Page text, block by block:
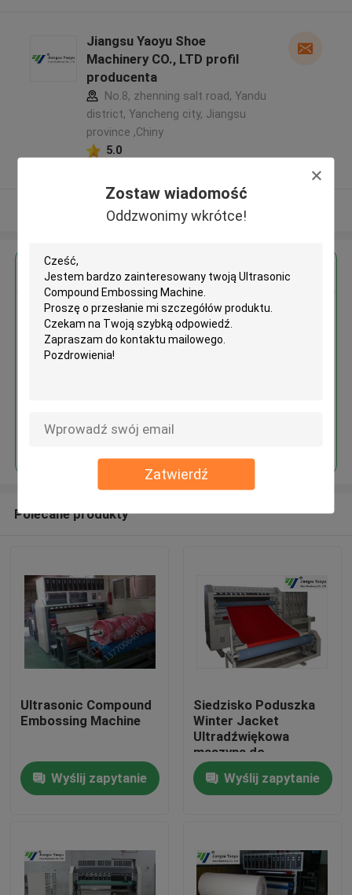
Zostaw wiadomość
Oddzwonimy wkrótce!
Zatwierdź
Dom
O nas
Jiangsu Yaoyu Shoe
Machinery CO., LTD profil
producenta
No.8, zhenning salt road, Yandu
district, Yancheng city, Jiangsu
province ,Chiny
5.0
Zobacz więcej
Uzyskaj najlepszą cenę za
Ultrasonic Compound
Embossing Machine
Kontyntynuj
Polecane produkty
Ultrasonic Compound
Embossing Machine
Wyślij zapytanie
Siedzisko Poduszka
Winter Jacket
Ultradźwiękowa
maszyna do
wytłaczania 50-
1200m / H Prędkość
Wyślij zapytanie